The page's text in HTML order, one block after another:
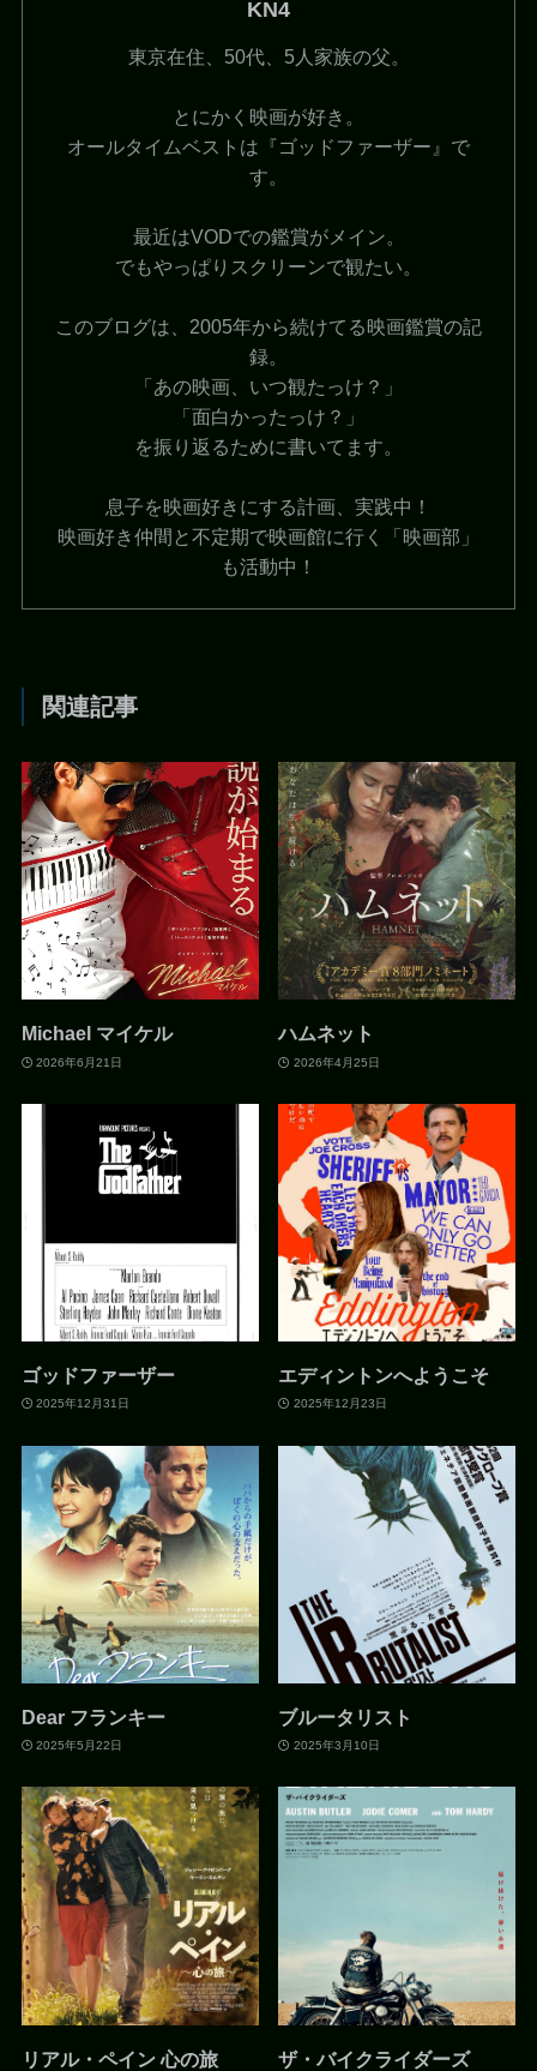
KN4
東京在住、50代、5人家族の父。
とにかく映画が好き。
オールタイムベストは『ゴッドファーザー』で
す。
最近はVODでの鑑賞がメイン。
でもやっぱりスクリーンで観たい。
このブログは、2005年から続けてる映画鑑賞の記
録。
「あの映画、いつ観たっけ？」
「面白かったっけ？」
を振り返るために書いてます。
息子を映画好きにする計画、実践中！
映画好き仲間と不定期で映画館に行く「映画部」
も活動中！
関連記事
Michael マイケル
2026年6月21日
ハムネット
2026年4月25日
ゴッドファーザー
2025年12月31日
エディントンへようこそ
2025年12月23日
Dear フランキー
2025年5月22日
ブルータリスト
2025年3月10日
リアル・ペイン 心の旅 ザ・バイクライダーズ